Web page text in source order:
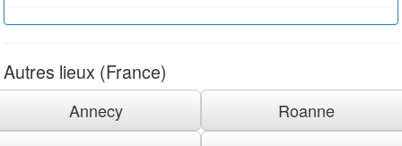
Autres lieux (France)
Annecy
Roanne